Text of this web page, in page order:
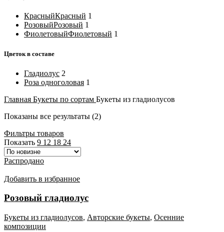
КрасныйКрасный 1
РозовыйРозовый 1
ФиолетовыйФиолетовый 1
Цветок в составе
Гладиолус 2
Роза одноголовая 1
Главная Букеты по сортам Букеты из гладиолусов
Показаны все результаты (2)
Фильтры товаров
Показать 9 12 18 24
Распродано
Добавить в избранное
Розовый гладиолус
Букеты из гладиолусов, Авторские букеты, Осенние
композиции